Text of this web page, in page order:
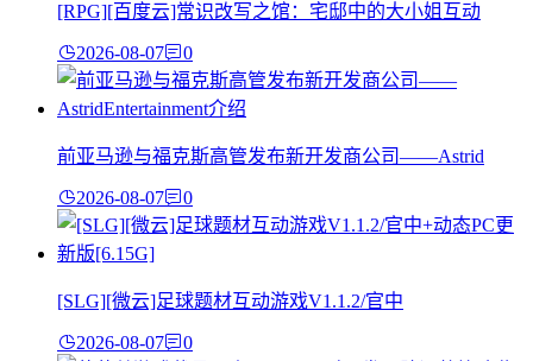
[RPG][百度云]常识改写之馆：宅邸中的大小姐互动
2026-08-07 0
前亚马逊与福克斯高管发布新开发商公司——Astrid
2026-08-07 0
[SLG][微云]足球题材互动游戏V1.1.2/官中
2026-08-07 0